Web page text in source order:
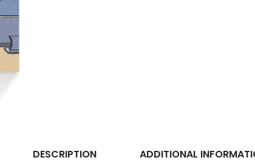
DESCRIPTION ADDITIONAL